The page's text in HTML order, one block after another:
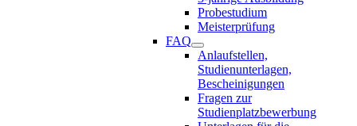
Probestudium
Meisterprüfung
FAQ
Anlaufstellen,
Studienunterlagen,
Bescheinigungen
Fragen zur
Studienplatzbewerbung